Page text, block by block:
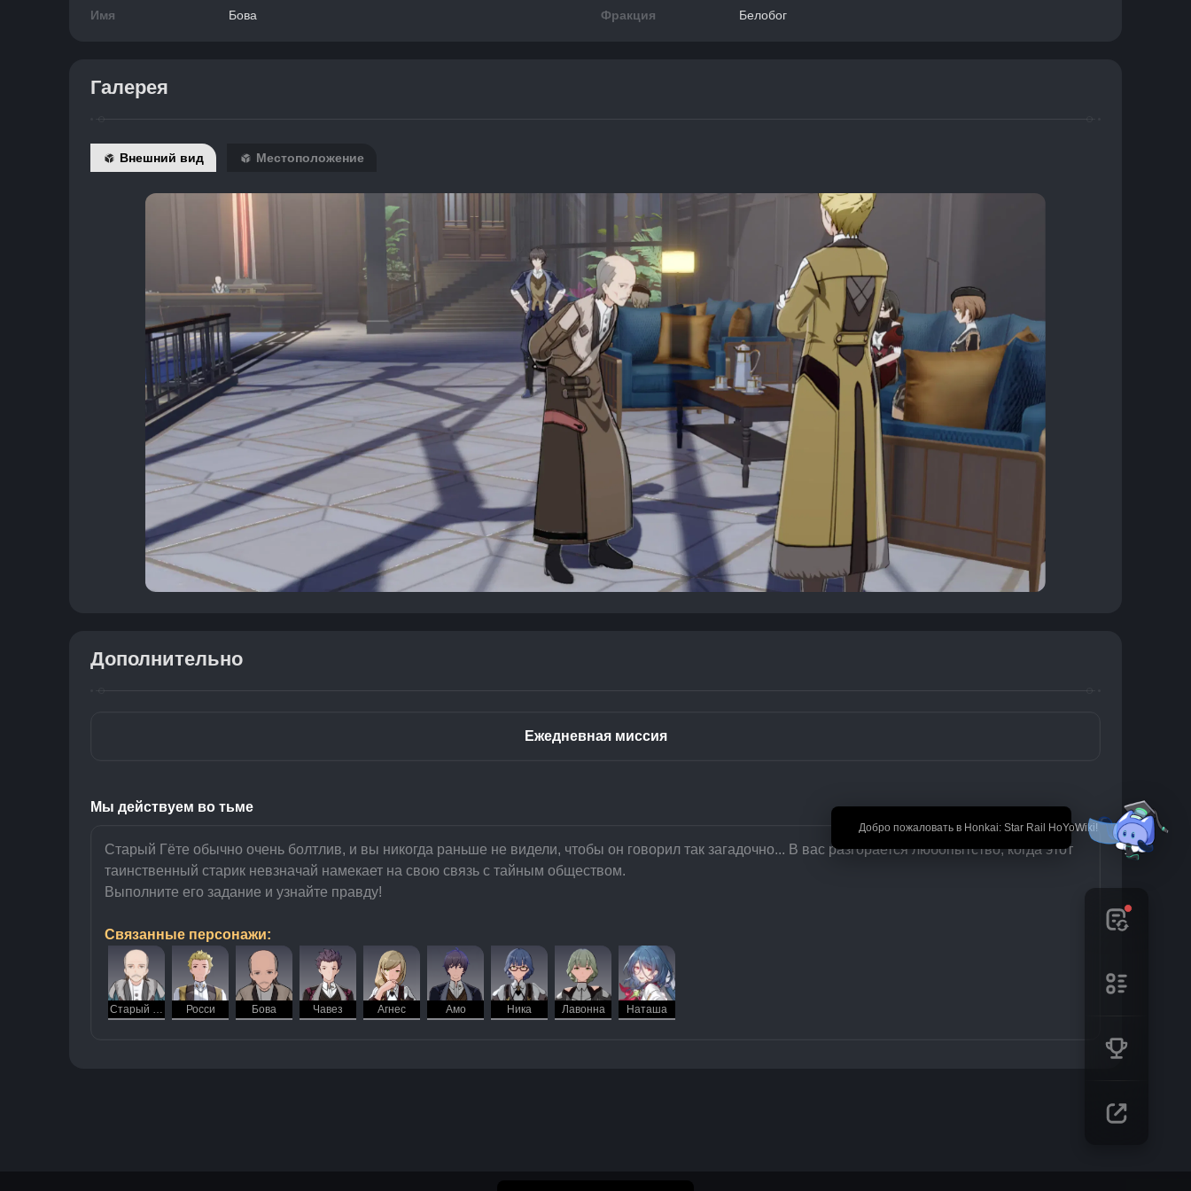
🎉 Добро пожаловать в Honkai: Star Rail HoYoWiki!
Имя Бова Фракция Белобог
Галерея
Внешний вид Местоположение
Дополнительно
Ежедневная миссия
Мы действуем во тьме
Старый Гёте обычно очень болтлив, и вы никогда раньше не видели, чтобы он говорил так загадочно... В вас разгорается любопытство, когда этот
таинственный старик невзначай намекает на свою связь с тайным обществом.
Выполните его задание и узнайте правду!
Связанные персонажи:
Старый Гёте Росси Бова Чавез Агнес Амо Ника Лавонна Наташа